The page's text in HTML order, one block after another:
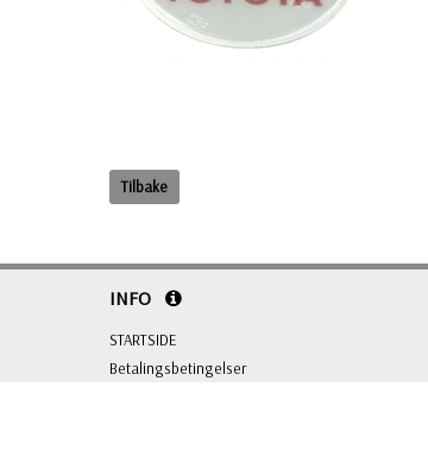
Tilbake
INFO
STARTSIDE
Betalingsbetingelser